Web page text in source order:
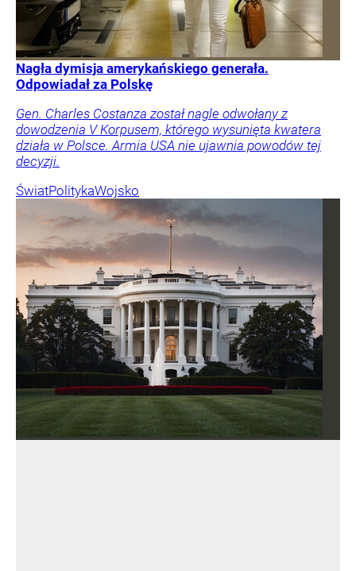
Nagła dymisja amerykańskiego generała.
Odpowiadał za Polskę
Gen. Charles Costanza został nagle odwołany z
dowodzenia V Korpusem, którego wysunięta kwatera
działa w Polsce. Armia USA nie ujawnia powodów tej
decyzji.
ŚwiatPolitykaWojsko